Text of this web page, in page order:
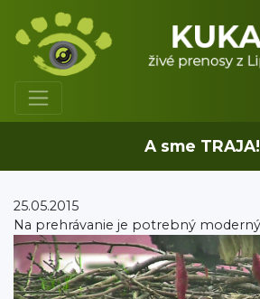
A sme TRAJA!
25.05.2015
Na prehrávanie je potrebný